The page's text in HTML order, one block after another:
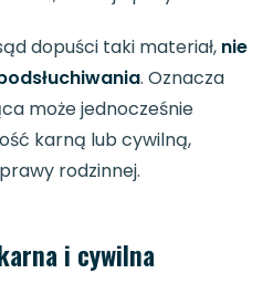
dopuści taki materiał, nie
. Oznacza
może jednocześnie
karną lub cywilną,
rodzinnej.
i cywilna